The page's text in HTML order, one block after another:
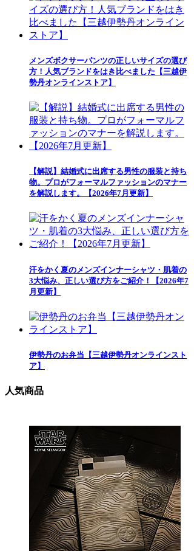
メンズボクサーパンツの正しいサイズの選び
方！人気ブランドをはき比べました【三越伊
勢丹オンラインストア】
【解説】結婚式に出席する男性の服装と持ち
物。プロがフォーマルファッションのマナー
を解説します。【2026年7月更新】
汗をかく夏のメンズインナーシャツ・肌着の
3大悩み、正しい選び方をご紹介！【2026年7
月更新】
伊勢丹のお弁当【三越伊勢丹オンラインスト
ア】
人気商品